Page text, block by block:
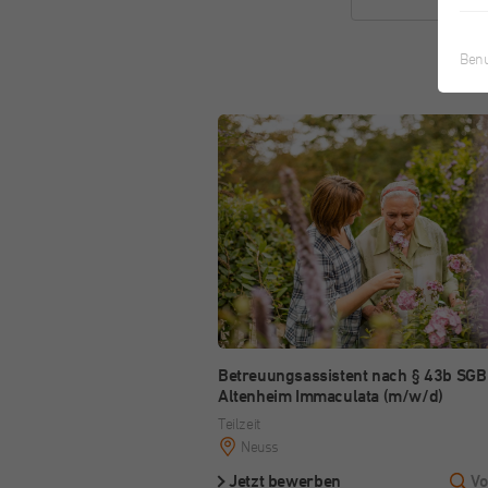
Betreuungsassistent nach § 43b
Altenheim Immaculata (m/w/d)
Teilzeit
Neuss
Jetzt bewerben